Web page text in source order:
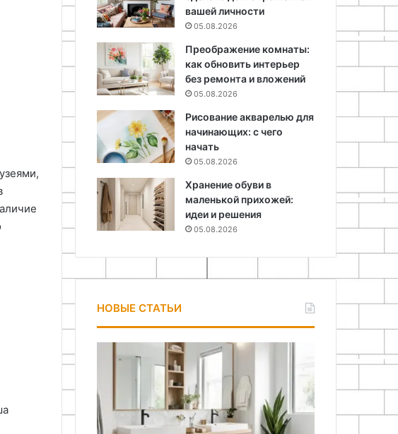
вашей личности
05.08.2026
Преображение комнаты:
как обновить интерьер
без ремонта и вложений
05.08.2026
Рисование акварелью для
начинающих: с чего
начать
05.08.2026
Хранение обуви в
маленькой прихожей:
идеи и решения
05.08.2026
НОВЫЕ СТАТЬИ